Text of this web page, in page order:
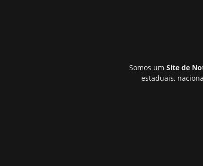
Somos umSite de
estaduais,